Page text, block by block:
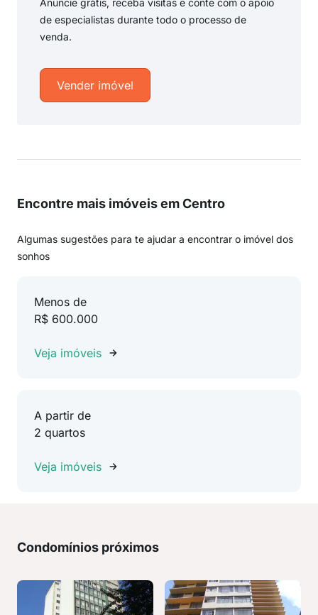
Anuncie grátis, receba visitas e conte com o apoio
de especialistas durante todo o processo de
venda.
Vender imóvel
Encontre mais imóveis em Centro
Algumas sugestões para te ajudar a encontrar o imóvel dos
sonhos
Menos de
R$ 600.000
Veja imóveis
A partir de
2 quartos
Veja imóveis
Condomínios próximos